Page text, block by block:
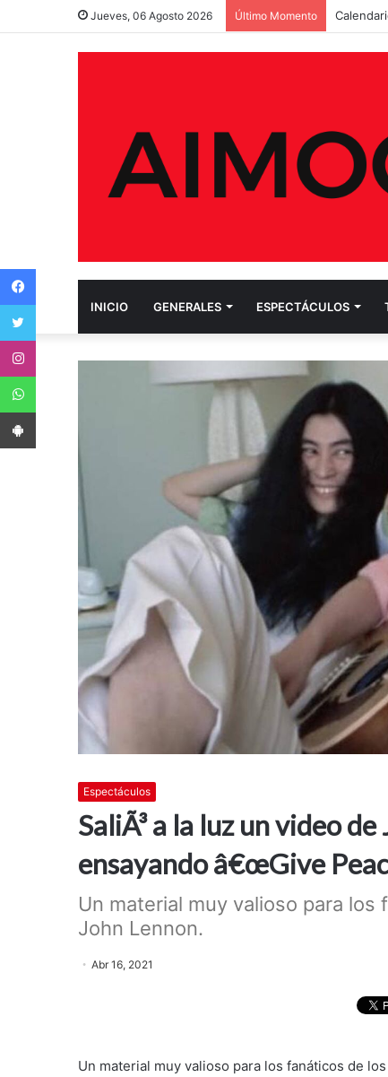
Jueves, 06 Agosto 2026 Último Momento Cumbre
INICIO GENERALES ESPECTÁCULOS
Espectáculos
SaliÃ³ a la luz un video
ensayando â€œGive
Un material muy valioso para los
John Lennon.
Abr 16, 2021
Un material muy valioso para los fanáticos de